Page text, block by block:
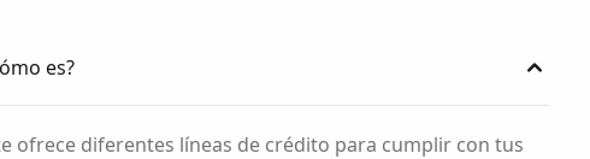
es?
ofrece diferentes líneas de crédito para cumplir con tus